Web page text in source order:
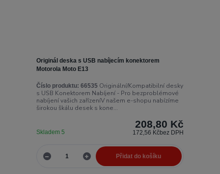
Originál deska s USB nabíjecím konektorem
Motorola Moto E13
Číslo produktu: 66535 Originální/Kompatibilní desky
s USB Konektorem Nabíjení - Pro bezproblémové
nabíjení vašich zařízeníV našem e-shopu nabízíme
širokou škálu desek s kone...
208,80 Kč
172,56 Kčbez DPH
Skladem 5
Přidat do košíku